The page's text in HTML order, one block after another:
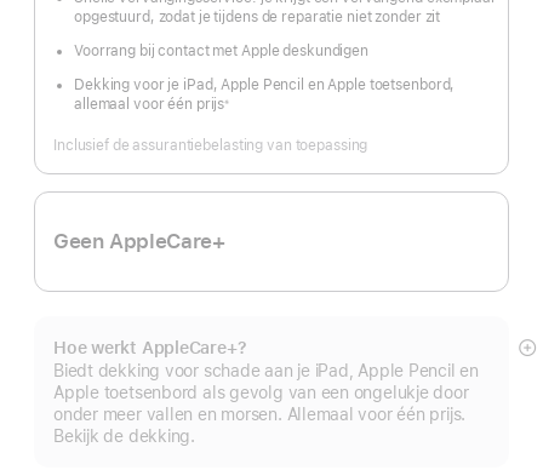
opgestuurd, zodat je tijdens de reparatie niet zonder zit
Voorrang bij contact met Apple deskundigen
Dekking voor je iPad, Apple Pencil en Apple toetsenbord,
allemaal voor één prijs※
Inclusief de assurantiebelasting van toepassing
Geen AppleCare+
Hoe werkt AppleCare+?
Biedt dekking voor schade aan je iPad, Apple Pencil en
Apple toetsenbord als gevolg van een ongelukje door
onder meer vallen en morsen. Allemaal voor één prijs.
Bekijk de dekking.